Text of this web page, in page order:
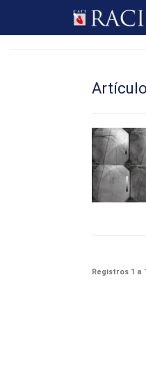
Registros 1 a